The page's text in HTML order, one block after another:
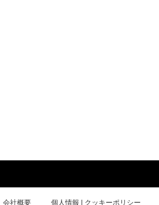
会社概要 個人情報 | クッキーポリシー